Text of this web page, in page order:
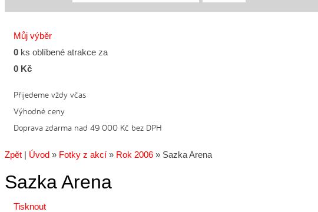
Můj výběr
0 ks oblíbené atrakce za
0 Kč
Přijedeme vždy včas
Výhodné ceny
Doprava zdarma nad 49 000 Kč bez DPH
Zpět | Úvod » Fotky z akcí » Rok 2006 » Sazka Arena
Sazka Arena
Tisknout